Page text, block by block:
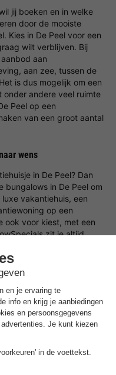
jij boeken en in welke
door de mooiste
Kies in De Peel voor een
wilt verblijven. Bij
aan
aan zee, tussen de
is dus mogelijk om een
onder andere veel ruimte
Peel op een
van een groot aantal
wens
in De Peel? Dan
bungalows in De Peel om
vakantiehuis, een
op een
ook voor kiest, met een
zit je altijd